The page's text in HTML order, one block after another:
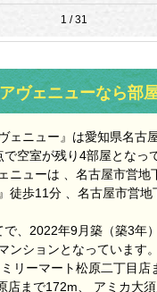
1 / 31
ヴェニューなら部
ェニュー』は愛知県名古
空室が残り4部屋となっ
ニューは 、名古屋市営
徒歩11分 、名古屋市営
、2022年9月築（築3年
ンションとなっています。
リーマート松原二丁目
店まで172m、 アミカ大